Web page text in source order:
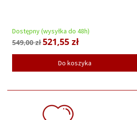
Dostępny (wysyłka do 48h)
549,00 zł521,55 zł
Do koszyka